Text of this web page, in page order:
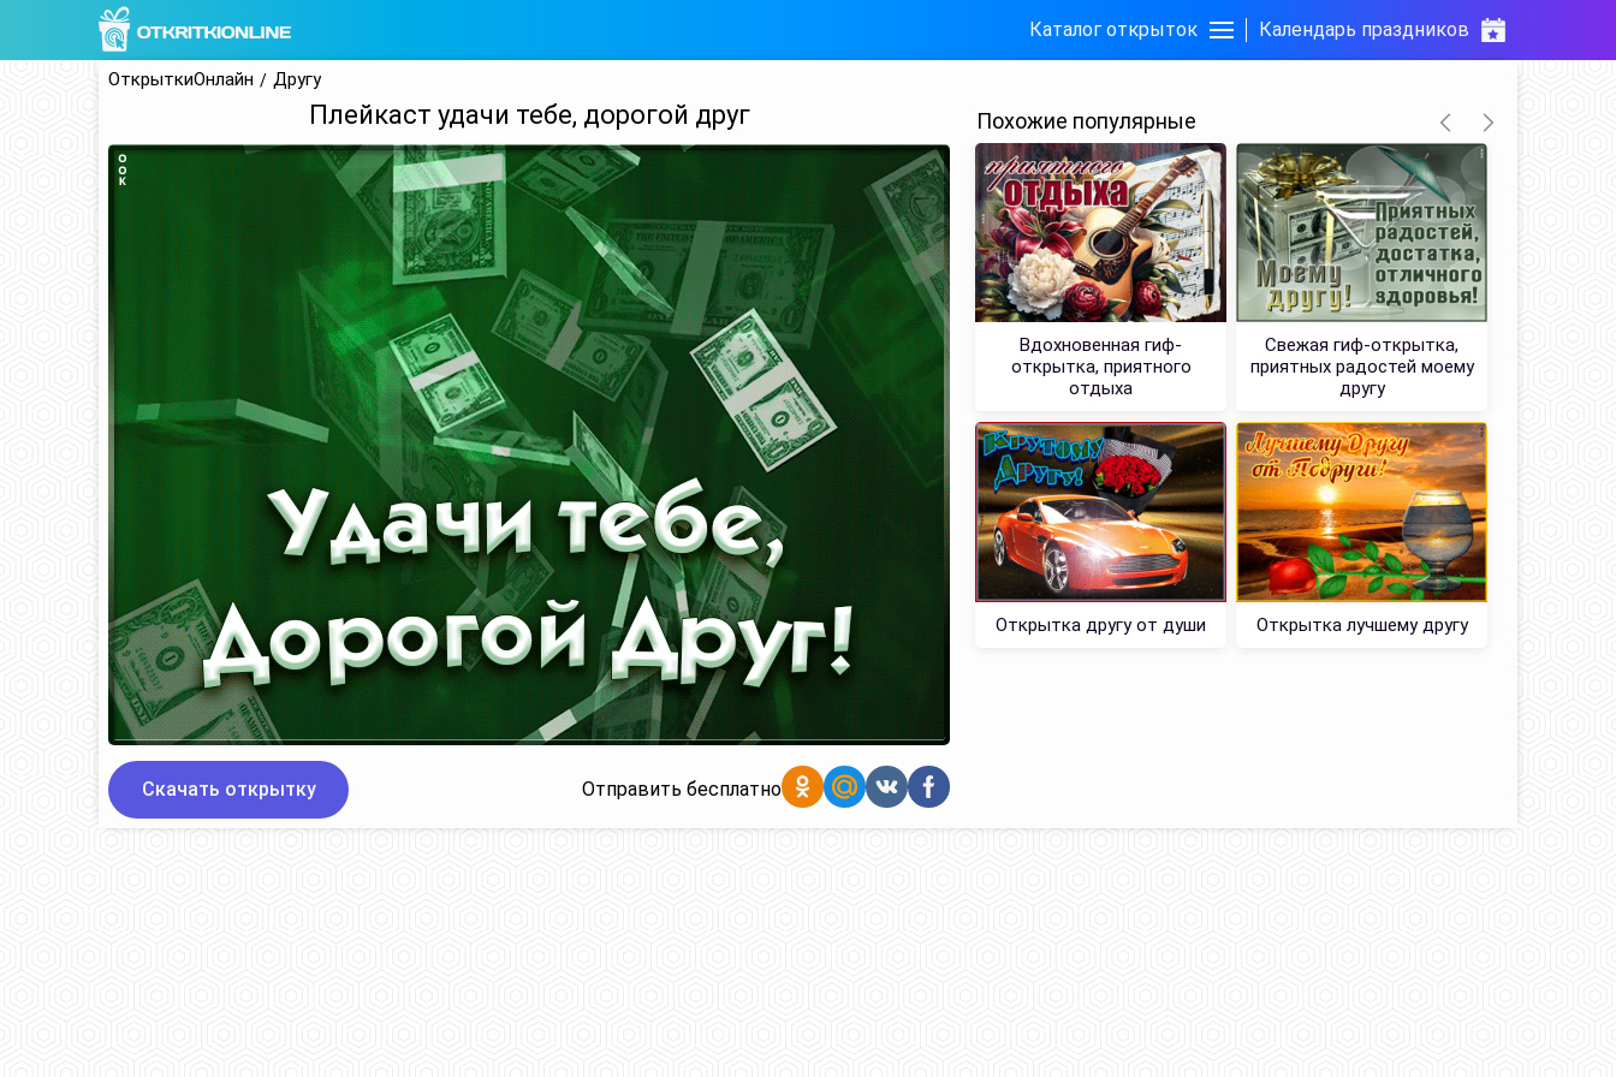
Каталог открыток Календарь праздников
ОткрыткиОнлайн Другу
Плейкаст удачи тебе, дорогой друг
Скачать открытку Отправить бесплатно
Похожие популярные
Вдохновенная гиф-
открытка, приятного
отдыха
Свежая гиф-открытка,
приятных радостей моему
другу
Открытка другу от души Открытка лучшему другу